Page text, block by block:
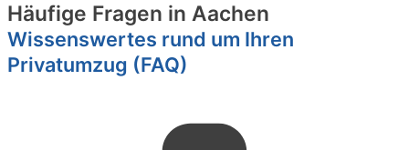
Häufige Fragen in Aachen
Wissenswertes rund um Ihren
Privatumzug (FAQ)